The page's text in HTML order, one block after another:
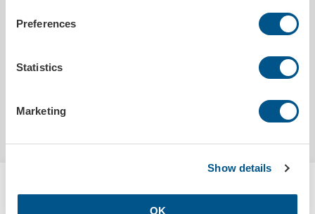
Preferences
Statistics
Marketing
Show details
OK
Dimensjoner
MILJØDATA
HANDLES OFTES SAMMEN MEDBRANNTEPPE KJØRETØY I METALLSKAP